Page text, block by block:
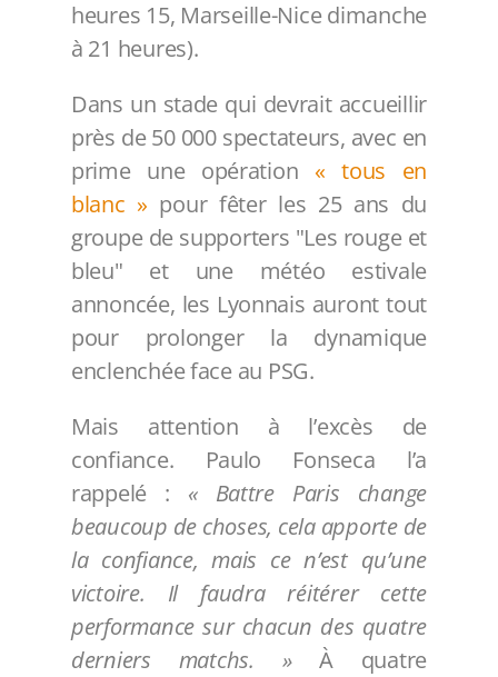
heures 15, Marseille-Nice dimanche
à 21 heures).
Dans un stade qui devrait accueillir
près de 50 000 spectateurs, avec en
prime une opération « tous en
blanc » pour fêter les 25 ans du
groupe de supporters "Les rouge et
bleu" et une météo estivale
annoncée, les Lyonnais auront tout
pour prolonger la dynamique
enclenchée face au PSG.
Mais attention à l’excès de
confiance. Paulo Fonseca l’a
rappelé : « Battre Paris change
beaucoup de choses, cela apporte de
la confiance, mais ce n’est qu’une
victoire. Il faudra réitérer cette
performance sur chacun des quatre
derniers matchs. »À quatre